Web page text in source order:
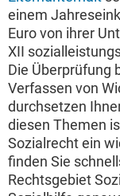
einem
Euro von ihrer
XII
Die Überprüfung
Verfassen von
durchsetzen
diesen Themen
Sozialrecht ein
finden Sie
Rechtsgebiet